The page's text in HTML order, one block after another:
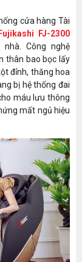
cửa hàng Tài
FJ-2300
Công nghệ
thân bao bọc lấy
đỉnh, thăng hoa
bị hệ thống đai
máu lưu thông
mất ngủ hiệu